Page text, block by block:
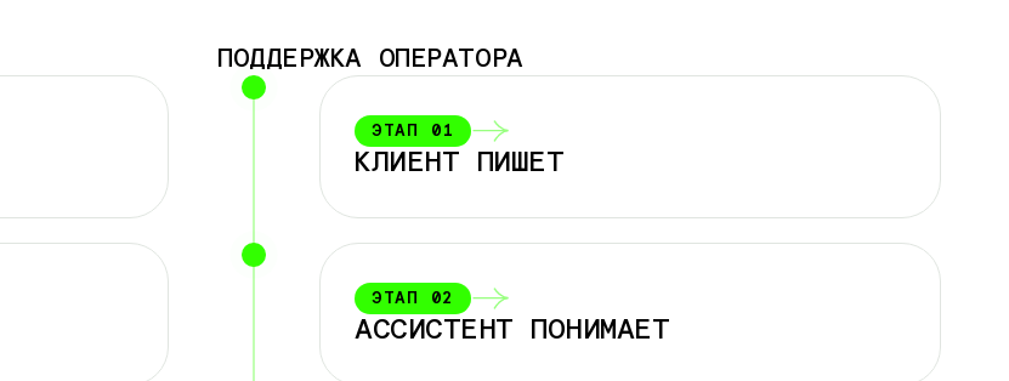
ПОДДЕРЖКА ОПЕРАТОРА
ЭТАП 01
КЛИЕНТ ПИШЕТ
ЭТАП 02
АССИСТЕНТ ПОНИМАЕТ